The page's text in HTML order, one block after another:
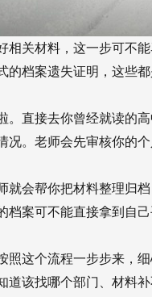
相关材料，这一步可不
的档案遗失证明，这些
。直接去你曾经就读的
况。老师会先审核你的
就会帮你把材料整理归
档案可不能直接拿到自
照这个流程一步步来，
道该找哪个部门、材料